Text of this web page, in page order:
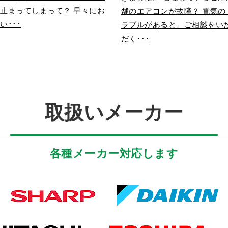
まってしまって？ 早々にお
･･･
舗のエアコンが故障？ 電気の
ラブルがあると、ご相談をい
だく･･･
取扱いメーカー
各種メーカー対応します